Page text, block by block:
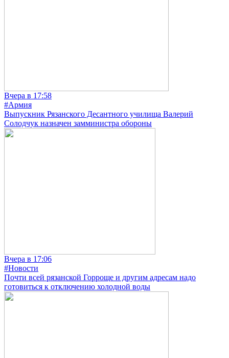
Вчера в 17:58
#Армия
Выпускник Рязанского Десантного училища Валерий
Солодчук назначен замминистра обороны
Вчера в 17:06
#Новости
Почти всей рязанской Горроще и другим адресам надо
готовиться к отключению холодной воды